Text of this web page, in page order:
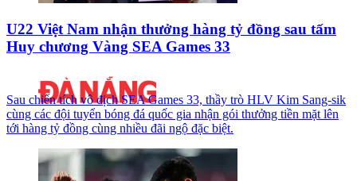
U22 Việt Nam nhận thưởng hàng tỷ đồng sau tấm
Huy chương Vàng SEA Games 33
Sau chiến tích vô địch SEA Games 33, thầy trò HLV Kim Sang-sik
cùng các đội tuyển bóng đá quốc gia nhận gói thưởng tiền mặt lên
tới hàng tỷ đồng cùng nhiều đãi ngộ đặc biệt.